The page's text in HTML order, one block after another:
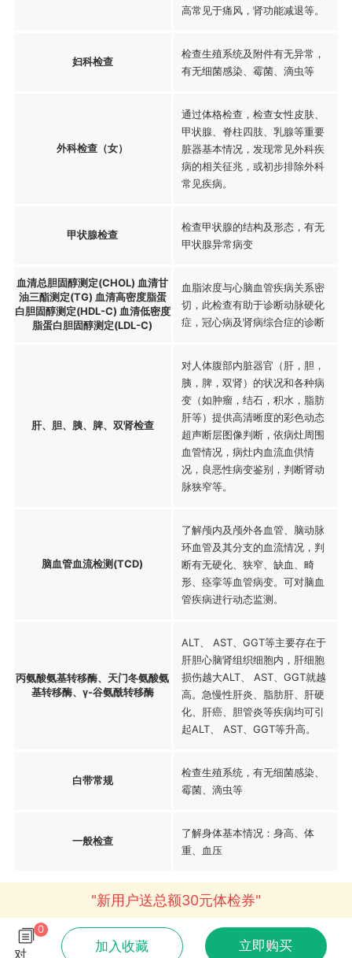
高常见于痛风，肾功能减退等。
妇科检查
检查生殖系统及附件有无异常，
有无细菌感染、霉菌、滴虫等
外科检查（女）
通过体格检查，检查女性皮肤、
甲状腺、脊柱四肢、乳腺等重要
脏器基本情况，发现常见外科疾
病的相关征兆，或初步排除外科
常见疾病。
甲状腺检查
检查甲状腺的结构及形态，有无
甲状腺异常病变
血清总胆固醇测定(CHOL) 血清甘
油三酯测定(TG) 血清高密度脂蛋
白胆固醇测定(HDL-C) 血清低密度
脂蛋白胆固醇测定(LDL-C)
血脂浓度与心脑血管疾病关系密
切，此检查有助于诊断动脉硬化
症，冠心病及肾病综合症的诊断
肝、胆、胰、脾、双肾检查
对人体腹部内脏器官（肝，胆，
胰，脾，双肾）的状况和各种病
变（如肿瘤，结石，积水，脂肪
肝等）提供高清晰度的彩色动态
超声断层图像判断，依病灶周围
血管情况，病灶内血流血供情
况，良恶性病变鉴别，判断肾动
脉狭窄等。
脑血管血流检测(TCD)
了解颅内及颅外各血管、脑动脉
环血管及其分支的血流情况，判
断有无硬化、狭窄、缺血、畸
形、痉挛等血管病变。可对脑血
管疾病进行动态监测。
丙氨酸氨基转移酶、天门冬氨酸氨
基转移酶、γ-谷氨酰转移酶
ALT、 AST、GGT等主要存在于
肝胆心脑肾组织细胞内，肝细胞
损伤越大ALT、 AST、GGT就越
高。急慢性肝炎、脂肪肝、肝硬
化、肝癌、胆管炎等疾病均可引
起ALT、 AST、GGT等升高。
白带常规
检查生殖系统，有无细菌感染、
霉菌、滴虫等
一般检查
了解身体基本情况：身高、体
重、血压
"新用户送总额30元体检券"
0
对
加入收藏 立即购买